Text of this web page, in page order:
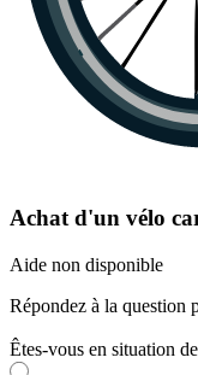
Achat d'un vélo
Aide non disponible
Répondez à la question
Êtes-vous en situation